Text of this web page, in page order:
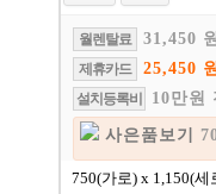
월렌탈료 31,450
제휴카드 25,450
설치등록비 10만원
사은품보기
750(가로) x 1,150(세